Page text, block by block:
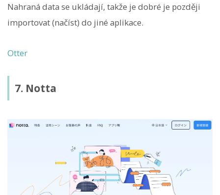
Nahraná data se ukládají, takže je dobré je později
importovat (načíst) do jiné aplikace.
Otter
7. Notta